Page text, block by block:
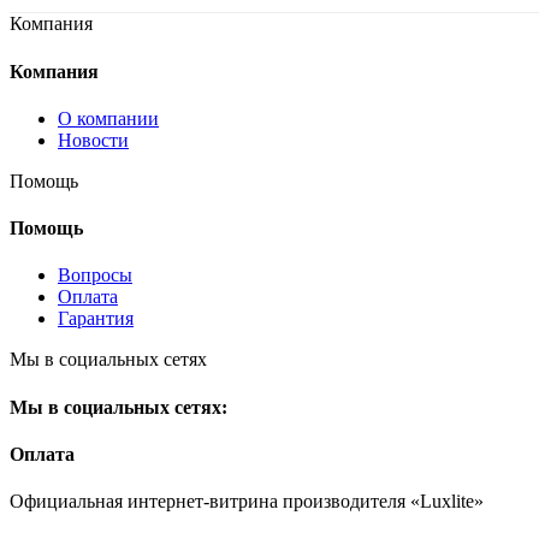
Компания
Компания
О компании
Новости
Помощь
Помощь
Вопросы
Оплата
Гарантия
Мы в социальных сетях
Мы в социальных сетях:
Оплата
Официальная интернет-витрина производителя «Luxlite»